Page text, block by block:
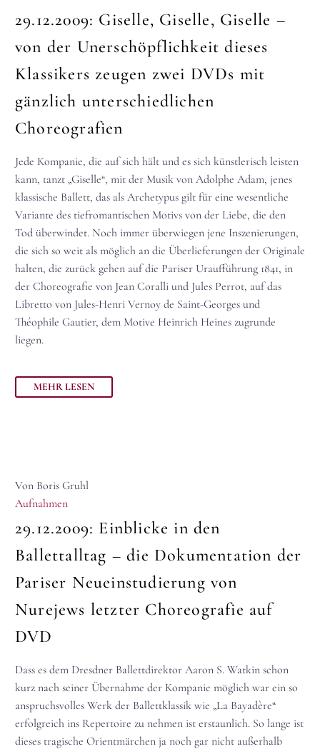
29.12.2009: Giselle, Giselle, Giselle –
von der Unerschöpflichkeit dieses
Klassikers zeugen zwei DVDs mit
gänzlich unterschiedlichen
Choreografien
Jede Kompanie, die auf sich hält und es sich künstlerisch leisten
kann, tanzt „Giselle“, mit der Musik von Adolphe Adam, jenes
klassische Ballett, das als Archetypus gilt für eine wesentliche
Variante des tiefromantischen Motivs von der Liebe, die den
Tod überwindet. Noch immer überwiegen jene Inszenierungen,
die sich so weit als möglich an die Überlieferungen der Originale
halten, die zurück gehen auf die Pariser Uraufführung 1841, in
der Choreografie von Jean Coralli und Jules Perrot, auf das
Libretto von Jules-Henri Vernoy de Saint-Georges und
Théophile Gautier, dem Motive Heinrich Heines zugrunde
liegen.
MEHR LESEN
Von Boris Gruhl
Aufnahmen
29.12.2009: Einblicke in den
Ballettalltag – die Dokumentation der
Pariser Neueinstudierung von
Nurejews letzter Choreografie auf
DVD
Dass es dem Dresdner Ballettdirektor Aaron S. Watkin schon
kurz nach seiner Übernahme der Kompanie möglich war ein so
anspruchsvolles Werk der Ballettklassik wie „La Bayadère“
erfolgreich ins Repertoire zu nehmen ist erstaunlich. So lange ist
dieses tragische Orientmärchen ja noch gar nicht außerhalb